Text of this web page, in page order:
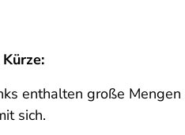
enthalten große
sich.